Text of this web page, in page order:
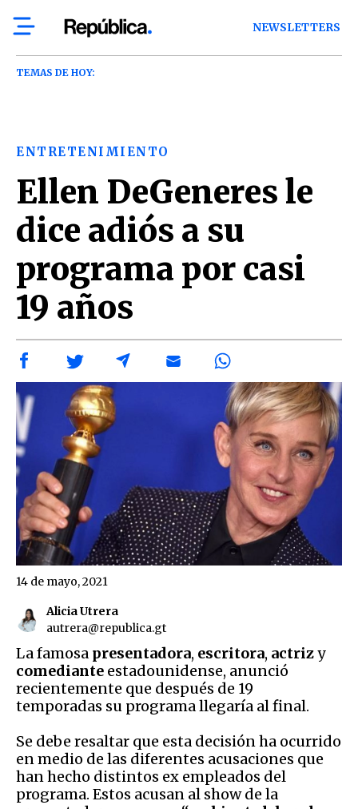
NEWSLETTERS
TEMAS DE HOY:
ENTRETENIMIENTO
Ellen DeGeneres le
dice adiós a su
programa por casi
19 años
Alicia Utrera
autrera@republica.gt
14 de mayo, 2021
La famosa presentadora, escritora, actrizy
comediante estadounidense, anunció
recientemente que después de 19
temporadas su programa llegaría al final.
Se debe resaltar que esta decisión ha ocurrido
en medio de las diferentes acusaciones que
han hecho distintos ex empleados del
programa. Estos acusan al show de la